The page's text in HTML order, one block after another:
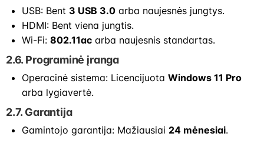
USB: Bent 3 USB 3.0 arba naujesnės jungtys.
HDMI: Bent viena jungtis.
Wi-Fi: 802.11ac arba naujesnis standartas.
2.6. Programinė įranga
Operacinė sistema: Licencijuota Windows 11 Pro
arba lygiavertė.
2.7. Garantija
Gamintojo garantija: Mažiausiai 24 mėnesiai.